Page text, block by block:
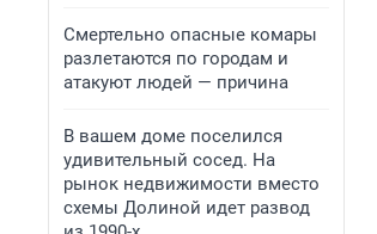
Смертельно опасные комары
разлетаются по городам и
атакуют людей — причина
В вашем доме поселился
удивительный сосед. На
рынок недвижимости вместо
схемы Долиной идет развод